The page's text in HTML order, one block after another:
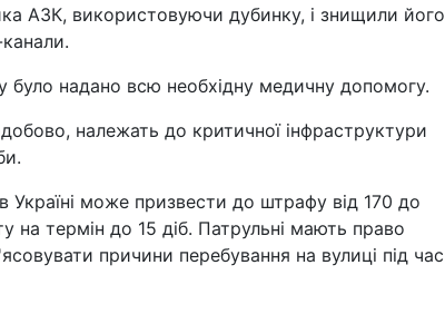
АЗК, використовуючи дубинку, і знищили його
було надано всю необхідну медичну допомогу.
належать до критичної інфраструктури
може призвести до штрафу від 170 до
на термін до 15 діб. Патрульні мають право
причини перебування на вулиці під час